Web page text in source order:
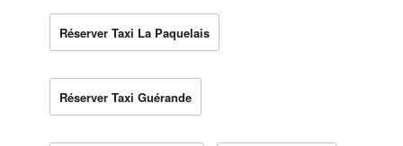
Réserver Taxi La Paquelais
Réserver Taxi Guérande